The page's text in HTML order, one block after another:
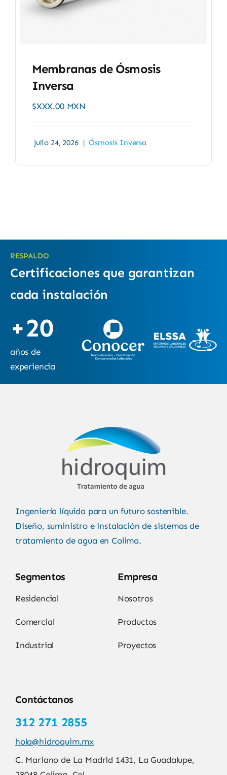
Membranas de Ósmosis
Inversa
$XXX.00 MXN
julio 24, 2026 | Ósmosis Inversa
RESPALDO
Certificaciones que garantizan
cada instalación
+20
años de
experiencia
Ingeniería líquida para un futuro sostenible.
Diseño, suministro e instalación de sistemas de
tratamiento de agua en Colima.
Segmentos
Residencial
Comercial
Industrial
Empresa
Nosotros
Productos
Proyectos
Contáctanos
312 271 2855
hola@hidroquim.mx
C. Mariano de La Madrid 1431, La Guadalupe,